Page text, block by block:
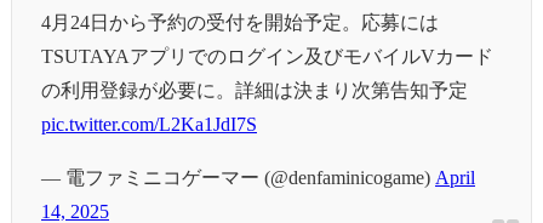
4月24日から予約の受付を開始予定。応募には
TSUTAYAアプリでのログイン及びモバイルVカード
の利用登録が必要に。詳細は決まり次第告知予定
pic.twitter.com/L2Ka1JdI7S
— 電ファミニコゲーマー (@denfaminicogame) April
14, 2025